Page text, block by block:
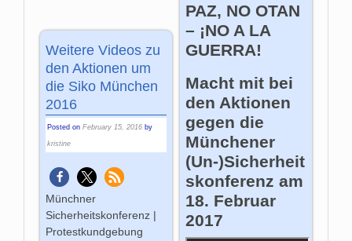
PAZ, NO OTAN
– ¡NO A LA
GUERRA!
Macht mit bei
den Aktionen
gegen die
Münchener
(Un-)Sicherheit
skonferenz am
18. Februar
2017
Weitere Videos zu
den Aktionen um
die Siko München
2016
Posted onFebruary 15, 2016 by
kristine
Münchner
Sicherheitskonferenz |
Protestkundgebung